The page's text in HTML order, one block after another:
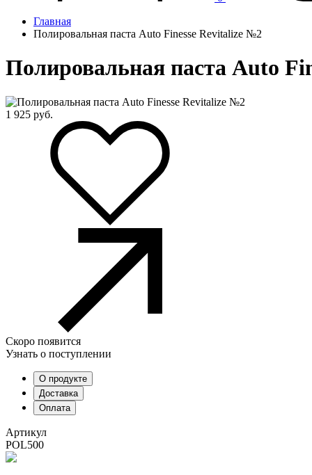
Главная
Полировальная паста Auto Finesse Revitalize №2
Полировальная паста Auto
1 925 руб.
Скоро появится
Узнать о поступлении
О продукте
Доставка
Оплата
Артикул
POL500